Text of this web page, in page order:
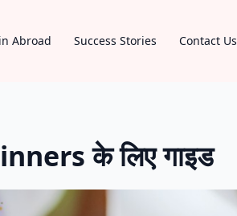
Abroad Success Stories Contact Us
के लिए गाइड